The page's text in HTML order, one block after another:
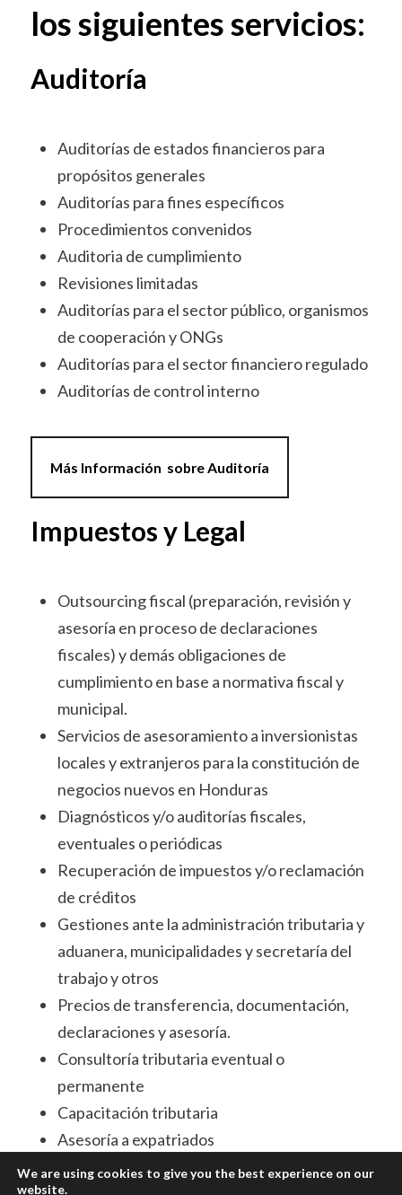
los siguientes servicios:
Auditoría
Auditorías de estados financieros para
propósitos generales
Auditorías para fines específicos
Procedimientos convenidos
Auditoria de cumplimiento
Revisiones limitadas
Auditorías para el sector público, organismos
de cooperación y ONGs
Auditorías para el sector financiero regulado
Auditorías de control interno
Más Información sobre Auditoría
Impuestos y Legal
Outsourcing fiscal (preparación, revisión y
asesoría en proceso de declaraciones
fiscales) y demás obligaciones de
cumplimiento en base a normativa fiscal y
municipal.
Servicios de asesoramiento a inversionistas
locales y extranjeros para la constitución de
negocios nuevos en Honduras
Diagnósticos y/o auditorías fiscales,
eventuales o periódicas
Recuperación de impuestos y/o reclamación
de créditos
Gestiones ante la administración tributaria y
aduanera, municipalidades y secretaría del
trabajo y otros
Precios de transferencia, documentación,
declaraciones y asesoría.
Consultoría tributaria eventual o
permanente
Capacitación tributaria
Asesoría a expatriados
Procesos de debida diligencia fiscal
We are using cookies to give you the best experience on our
website.